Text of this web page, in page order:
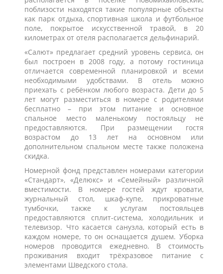
поблизости находятся такие популярные объекты
как парк отдыха, спортивная школа и футбольное
поле, покрытое искусственной травой, в 20
километрах от отеля располагается дельфинарий.
«Салют» предлагает средний уровень сервиса, он
был построен в 2008 году, а потому гостиница
отличается современной планировкой и всеми
необходимыми удобствами. В отель можно
приехать с ребёнком любого возраста. Дети до 5
лет могут разместиться в номере с родителями
бесплатно – при этом питание и основное
спальное место маленькому постояльцу не
предоставляются. При размещении гостя
возрастом до 13 лет на основном или
дополнительном спальном месте также положена
скидка.
Номерной фонд представлен номерами категории
«Стандарт», «Делюкс» и «Семейный» различной
вместимости. В номере гостей ждут кровати,
журнальный стол, шкаф-купе, прикроватные
тумбочки, также к услугам постояльцев
предоставляются сплит-система, холодильник и
телевизор. Что касается санузла, который есть в
каждом номере, то он оснащается душем. Уборка
номеров проводится ежедневно. В стоимость
проживания входит трёхразовое питание с
элементами Шведского стола.